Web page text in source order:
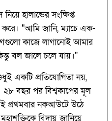
হালান্ডের সংক্ষিপ্ত
"আমি জানি, ম্যাচে এক-
কাজে লাগানোই আমার
বল জালে চলে যায়।"
একটি প্রতিযোগিতা নয়,
বছর পর বিশ্বকাপের মূল
প্রথমবার নকআউটে উঠে
বিদায় জানিয়ে